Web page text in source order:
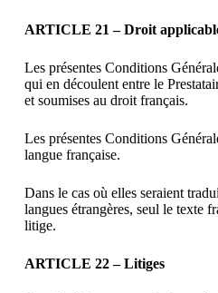
ARTICLE 21 – Droit
Les présentes Conditions
qui en découlent entre le
et soumises au droit français.
Les présentes Conditions
langue française.
Dans le cas où elles seraient
langues étrangères, seul le texte
litige.
ARTICLE 22 – Litiges